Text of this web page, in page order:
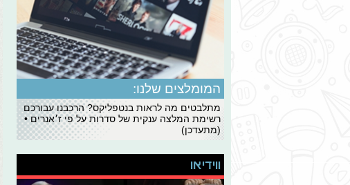
המומלצים שלנו:
מתלבטים מה לראות בנטפליקס? הרכבנו עבורכם
רשימת המלצה ענקית של סדרות על פי ז׳אנרים •
(מתעדכן)
ווידיאו